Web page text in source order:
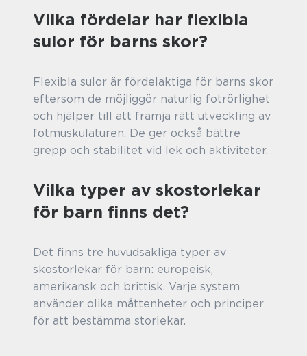
Vilka fördelar har flexibla
sulor för barns skor?
Flexibla sulor är fördelaktiga för barns skor
eftersom de möjliggör naturlig fotrörlighet
och hjälper till att främja rätt utveckling av
fotmuskulaturen. De ger också bättre
grepp och stabilitet vid lek och aktiviteter.
Vilka typer av skostorlekar
för barn finns det?
Det finns tre huvudsakliga typer av
skostorlekar för barn: europeisk,
amerikansk och brittisk. Varje system
använder olika måttenheter och principer
för att bestämma storlekar.